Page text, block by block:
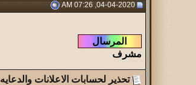
04-04-2020, 07:26 AM
مشرف
تحذير لحسابات الاعلانات والدعايه